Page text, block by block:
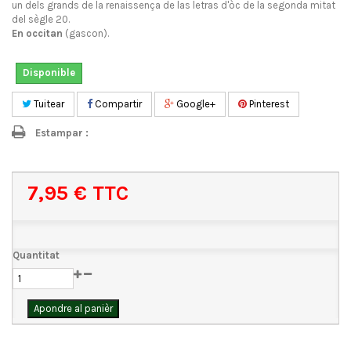
un dels grands de la renaissença de las letras d'òc de la segonda mitat
del sègle 20.
En occitan (gascon).
Disponible
Tuitear Compartir Google+ Pinterest
Estampar :
7,95 € TTC
Quantitat
Apondre al panièr